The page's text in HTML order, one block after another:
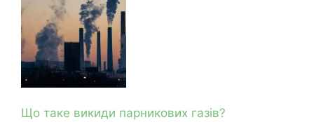
Що таке викиди парникових газів?